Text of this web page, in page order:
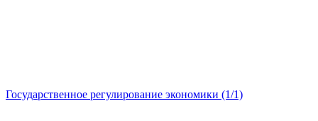
Государственное регулирование экономики (1/1)